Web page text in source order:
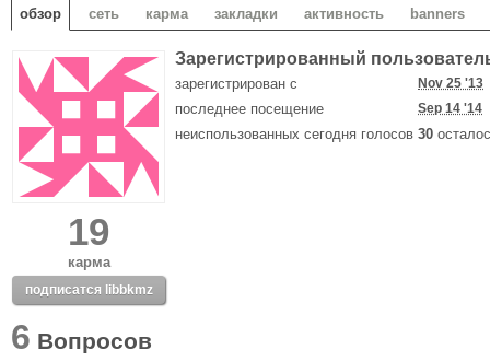
обзор сеть карма закладки активность banners
19
карма
подписатся libbkmz
Зарегистрированный
зарегистрирован с Nov 25 '13
последнее посещение Sep 14 '14
неиспользованных сегодня голосов 30
6 Вопросов